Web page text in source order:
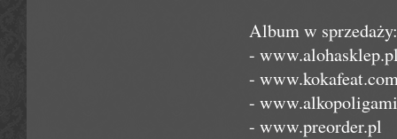
Album w sprzedaży:
-
-
-
- www.preorder.pl